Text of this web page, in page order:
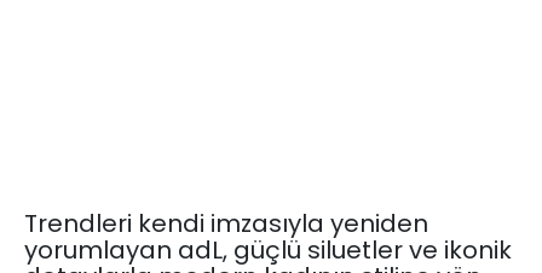
Trendleri kendi imzasıyla yeniden
yorumlayan adL, güçlü siluetler ve ikonik